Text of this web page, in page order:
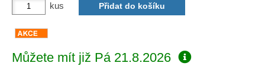
kus
Můžete mít již Pá 21.8.2026